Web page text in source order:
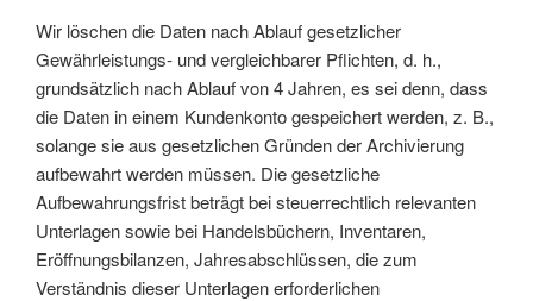
Wir löschen die Daten nach Ablauf gesetzlicher
Gewährleistungs- und vergleichbarer Pflichten, d. h.,
grundsätzlich nach Ablauf von 4 Jahren, es sei denn, dass
die Daten in einem Kundenkonto gespeichert werden, z. B.,
solange sie aus gesetzlichen Gründen der Archivierung
aufbewahrt werden müssen. Die gesetzliche
Aufbewahrungsfrist beträgt bei steuerrechtlich relevanten
Unterlagen sowie bei Handelsbüchern, Inventaren,
Eröffnungsbilanzen, Jahresabschlüssen, die zum
Verständnis dieser Unterlagen erforderlichen